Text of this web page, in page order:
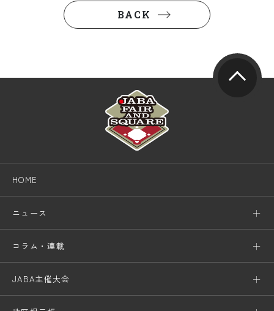
BACK
HOME
ニュース
コラム・連載
JABA主催大会